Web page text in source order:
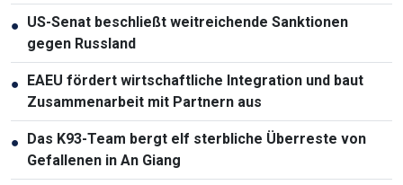
● US-Senat beschließt weitreichende Sanktionen
gegen Russland
● EAEU fördert wirtschaftliche Integration und baut
Zusammenarbeit mit Partnern aus
● Das K93-Team bergt elf sterbliche Überreste von
Gefallenen in An Giang